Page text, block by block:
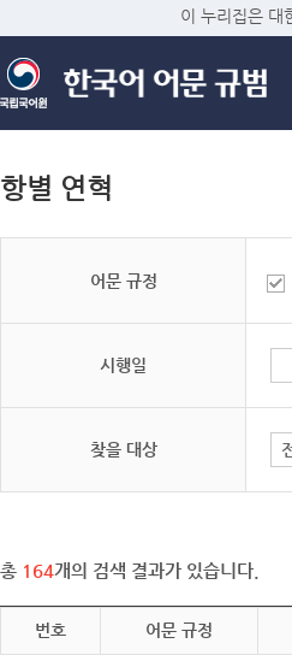
이 누리집은 대
항별 연혁
어문 규정
시행일
찾을 대상
총 164개의 검색 결과가 있습니다.
번호 어문 규정